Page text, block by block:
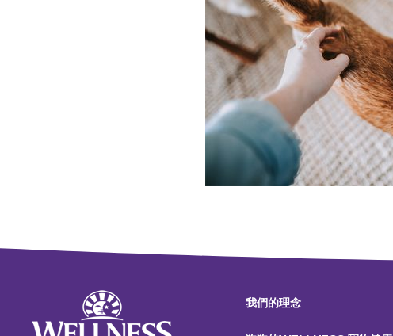
我們的理念